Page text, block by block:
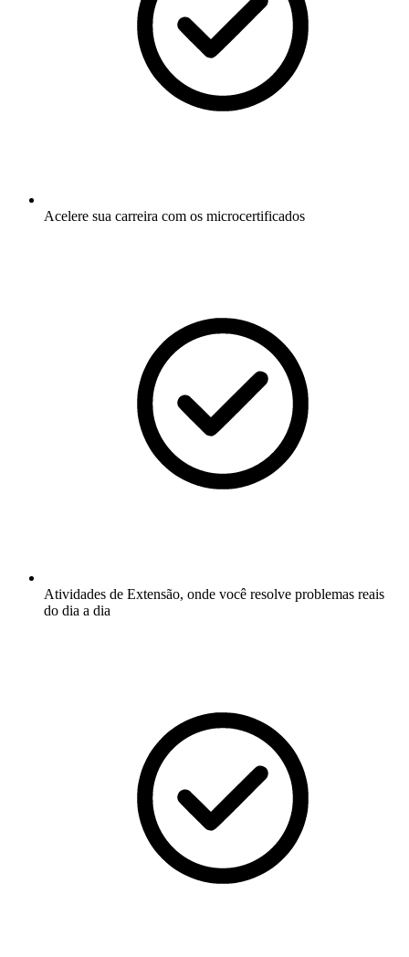
Acelere sua carreira com os microcertificados
Atividades de Extensão, onde você resolve problemas reais
do dia a dia